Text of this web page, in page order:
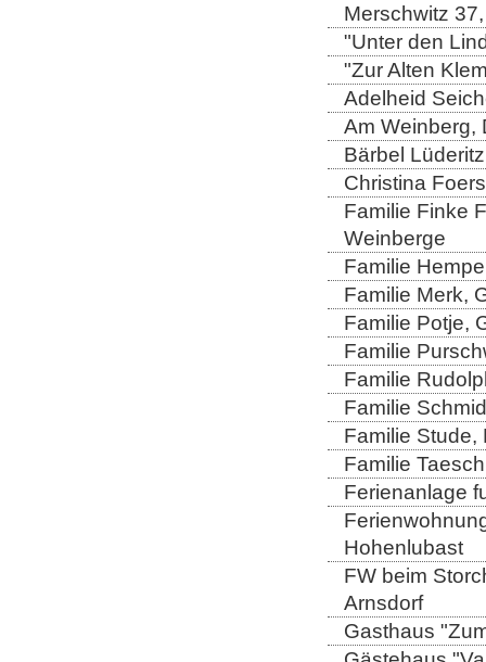
Merschwitz
"Unter den
"Zur Alten
Adelheid
Am Weinberg,
Bärbel
Christina
Familie Finke
Weinberge
Familie
Familie Merk,
Familie Potje,
Familie
Familie
Familie
Familie Stude,
Familie
Ferienanlage
Hohenlubast
FW beim
Arnsdorf
Gasthaus